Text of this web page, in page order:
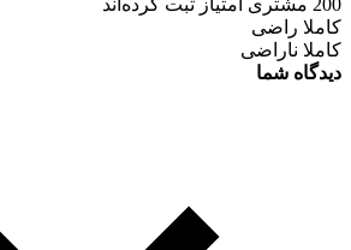
200 مشتری امتیاز ثبت کرده‌اند
کاملا راضی
کاملا ناراضی
دیدگاه شما